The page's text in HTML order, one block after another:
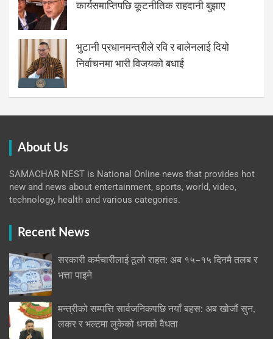
कार्यसमाप्तिपछि कूटनीतिक राहदानी बुझाए
भुटानी प्रधानमन्त्रीले रवि र बालेनलाई दियो
निर्वाचनमा भारी विजयको बधाई
About Us
SAMACHAR NEST is National Online news that provides hot
new and news about entertainment, sports, world, video,
technology, health and various categories.
Recent News
सरकारी कर्मचारीलाई ठूलो राहत: अब १५–१५ दिनमै तलब र
भत्ता पाइने
मन्त्रीको सम्पत्ति सार्वजनिकपछि नयाँ बहस: अब खोजौं सुन,
लकर र भल्टमा लुकेको धनको वैधता